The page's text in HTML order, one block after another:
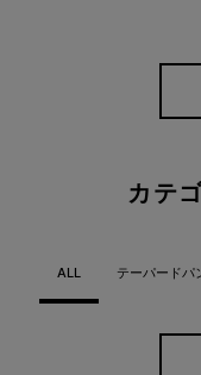
カテ
ALL テーパードパ